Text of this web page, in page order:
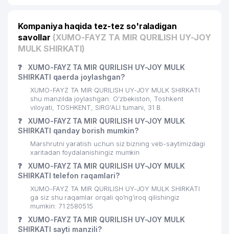
Kompaniya haqida tez-tez so'raladigan
savollar (XUMO-FAYZ TA MIR QURILISH UY-JOY
MULK SHIRKATI)
❓
XUMO-FAYZ TA MIR QURILISH UY-JOY MULK
SHIRKATI qaerda joylashgan?
XUMO-FAYZ TA MIR QURILISH UY-JOY MULK SHIRKATI
shu manzilda joylashgan: O'zbekiston, Toshkent
viloyati, TOSHKENT, SIRG'ALI tumani, 31 B.
❓
XUMO-FAYZ TA MIR QURILISH UY-JOY MULK
SHIRKATI qanday borish mumkin?
Marshrutni yaratish uchun siz bizning veb-saytimizdagi
xaritadan foydalanishingiz mumkin
❓
XUMO-FAYZ TA MIR QURILISH UY-JOY MULK
SHIRKATI telefon raqamlari?
XUMO-FAYZ TA MIR QURILISH UY-JOY MULK SHIRKATI
ga siz shu raqamlar orqali qo’ng’iroq qilishingiz
mumkin: 71 2580515
❓
XUMO-FAYZ TA MIR QURILISH UY-JOY MULK
SHIRKATI sayti manzili?